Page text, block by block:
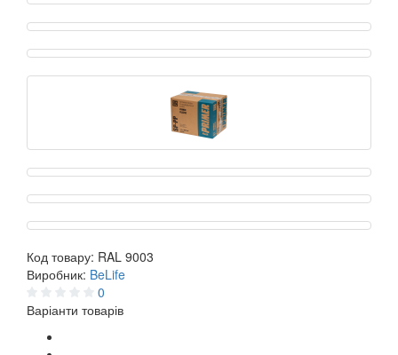
Код товару: RAL 9003
Виробник: BeLife
0
Варіанти товарів